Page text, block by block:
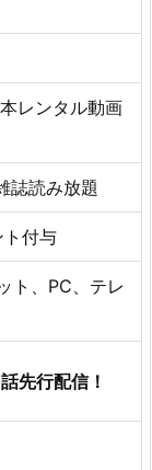
レンタル動画
読み放題
付与
ト、PC、テレ
先行配信！